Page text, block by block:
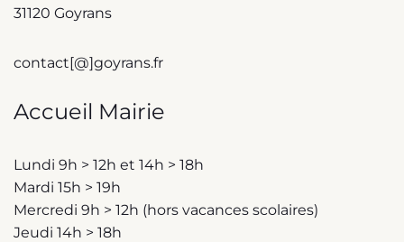
31120 Goyrans
contact[@]goyrans.fr
Accueil Mairie
Lundi 9h > 12h et 14h > 18h
Mardi 15h > 19h
Mercredi 9h > 12h (hors vacances scolaires)
Jeudi 14h > 18h